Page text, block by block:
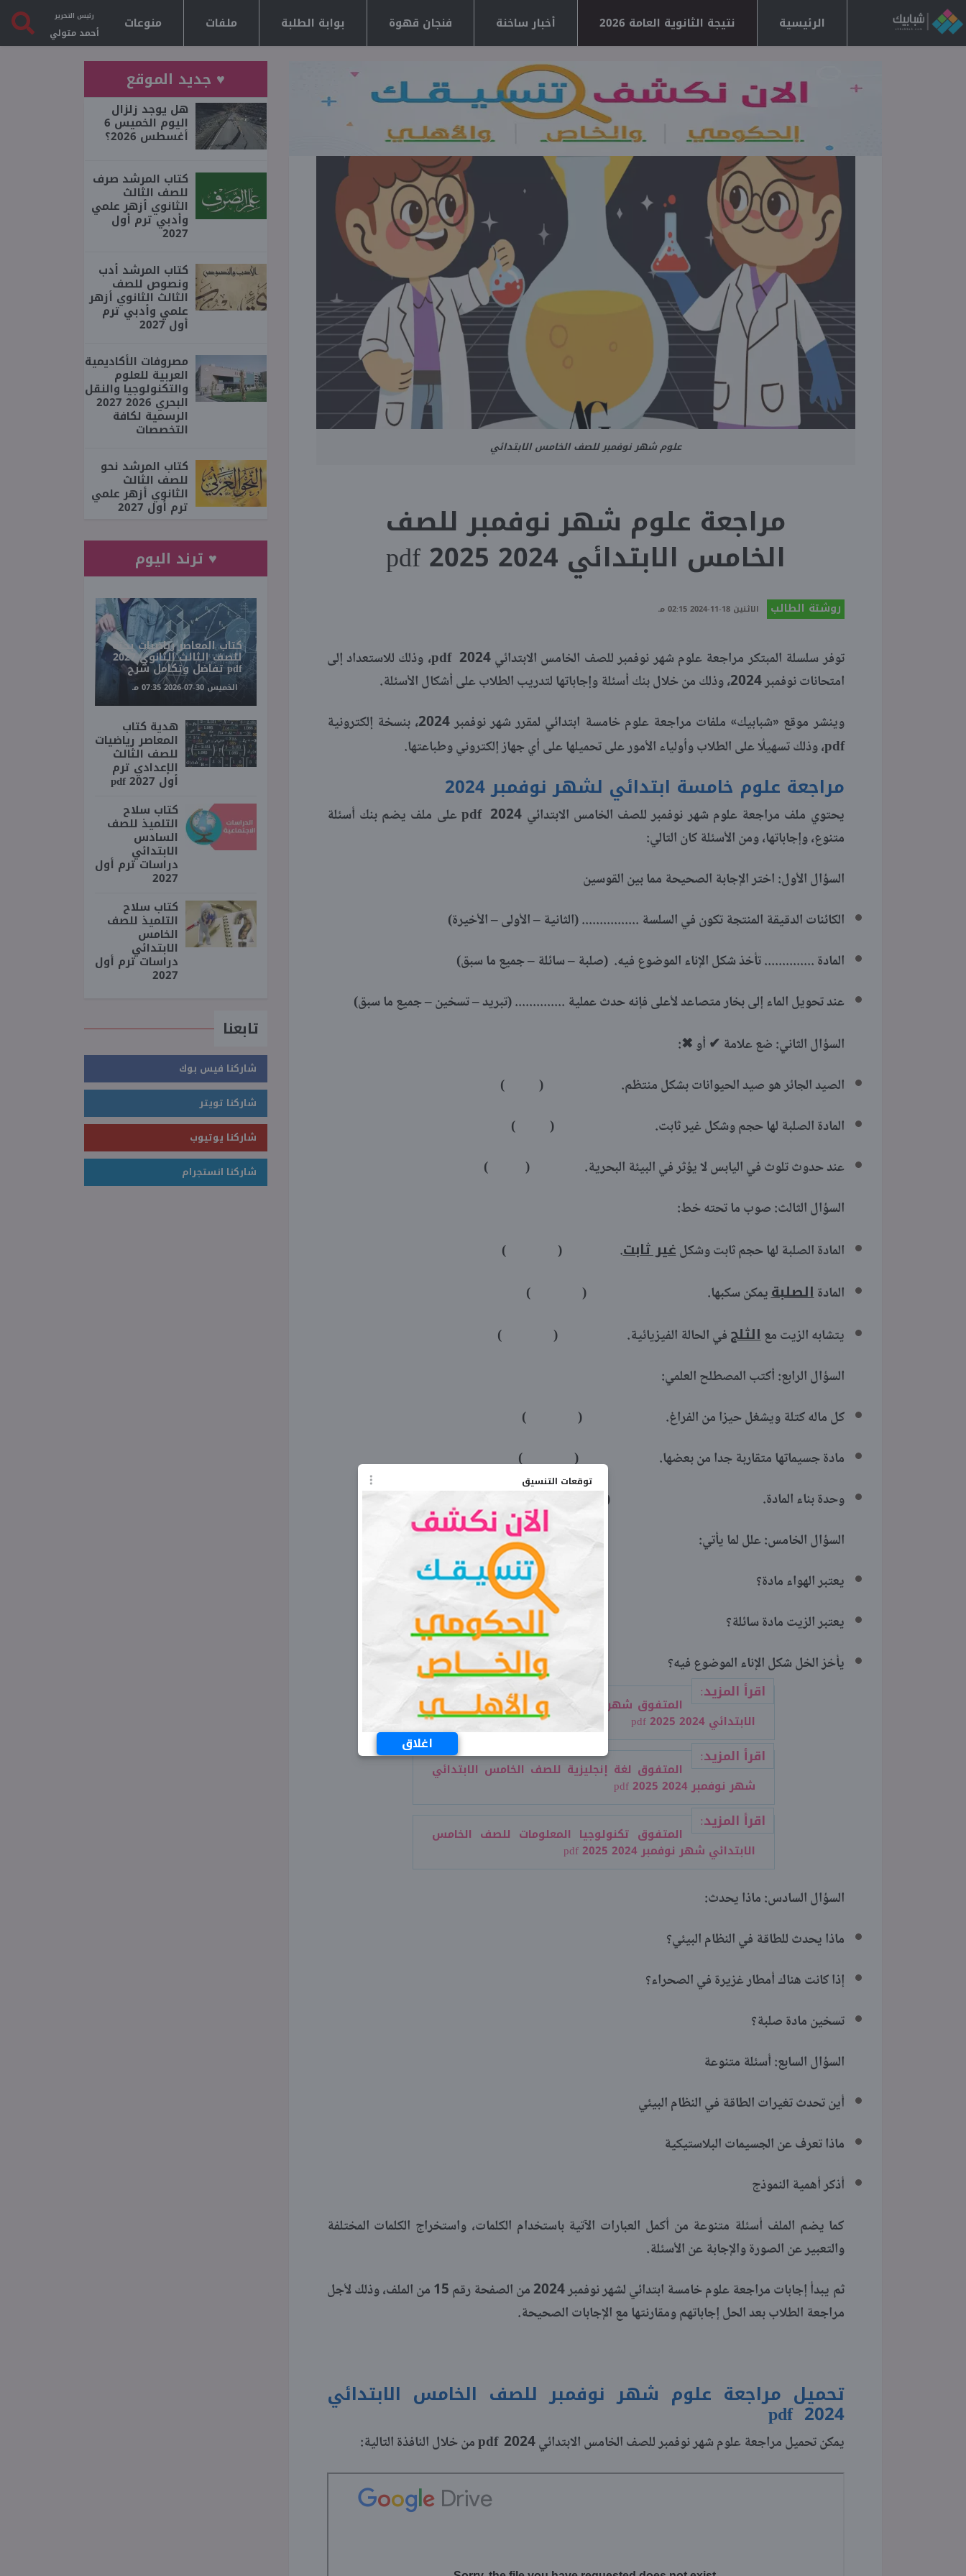
توقعات التنسيق
اغلاق
الرئيسية نتيجة الثانوية العامة 2026 أخبار ساخنة فنجان قهوة بوابة الطلبة ملفات منوعات رئيس التحرير
أحمد متولي
علوم شهر نوفمبر للصف الخامس الابتدائي
مراجعة علوم شهر نوفمبر للصف
الخامس الابتدائي 2024 2025 pdf
روشتة الطالب الاثنين 18-11-2024 02:15 مـ
توفر سلسلة المبتكر مراجعة علوم شهر نوفمبر للصف الخامس الابتدائي 2024 pdf، وذلك للاستعداد إلى
امتحانات نوفمبر 2024، وذلك من خلال بنك أسئلة وإجاباتها لتدريب الطلاب على أشكال الأسئلة.
وينشر موقع «شبابيك» ملفات مراجعة علوم خامسة ابتدائي لمقرر شهر نوفمبر 2024، بنسخة إلكترونية
pdf، وذلك تسهيلُا على الطلاب وأولياء الأمور على تحميلها على أي جهاز إلكتروني وطباعتها.
مراجعة علوم خامسة ابتدائي لشهر نوفمبر 2024
يحتوي ملف مراجعة علوم شهر نوفمبر للصف الخامس الابتدائي 2024 pdfعلى ملف يضم بنك أسئلة
متنوع، وإجاباتها، ومن الأسئلة كان التالي:
السؤال الأول: اختر الإجابة الصحيحة مما بين القوسين
الكائنات الدقيقة المنتجة تكون في السلسة ................ (الثانية – الأولى – الأخيرة)
المادة .............. تأخذ شكل الإناء الموضوع فيه. (صلبة – سائلة – جميع ما سبق)
عند تحويل الماء إلى بخار متصاعد لأعلى فإنه حدث عملية .............. (تبريد – تسخين – جميع ما سبق)
السؤال الثاني: ضع علامة ✔ أو✖
:
الصيد الجائر هو صيد الحيوانات بشكل منتظم. ( )
المادة الصلبة لها حجم وشكل غير ثابت. ( )
عند حدوث تلوث في اليابس لا يؤثر في البيئة البحرية. ( )
السؤال الثالث: صوب ما تحته خط:
المادة الصلبة لها حجم ثابت وشكلغير ثابت. ( )
المادةالصلبةيمكن سكبها. ( )
يتشابه الزيت معالثلجفي الحالة الفيزيائية. ( )
السؤال الرابع: أكتب المصطلح العلمي:
كل ماله كتلة ويشغل حيزا من الفراغ. ( )
مادة جسيماتها متقاربة جدا من بعضها. ( )
وحدة بناء المادة. ( )
السؤال الخامس: علل لما يأتي:
يعتبر الهواء مادة؟
يعتبر الزيت مادة سائلة؟
يأخز الخل شكل الإناء الموضوع فيه؟
اقرأ المزيد:
المتفوق شهر نوفمبر لغة عربية للصف الخامس
الابتدائي 2024 2025 pdf
اقرأ المزيد:
المتفوق لغة إنجليزية للصف الخامس الابتدائي
شهر نوفمبر 2024 2025 pdf
اقرأ المزيد:
المتفوق تكنولوجيا المعلومات للصف الخامس
الابتدائي شهر نوفمبر 2024 2025 pdf
السؤال السادس: ماذا يحدث:
ماذا يحدث للطاقة في النظام البيئي؟
إذا كانت هناك أمطار غزيرة في الصحراء؟
تسخين مادة صلبة؟
السؤال السابع: أسئلة متنوعة
أين تحدث تغيرات الطاقة في النظام البيئي
ماذا تعرف عن الجسيمات البلاستيكية
أذكر أهمية النموذج
كما يضم الملف أسئلة متنوعة من أكمل العبارات الآتية باستخدام الكلمات، واستخراج الكلمات المختلفة
والتعبير عن الصورة والإجابة عن الأسئلة.
ثم يبدأ إجابات مراجعة علوم خامسة ابتدائي لشهر نوفمبر 2024 من الصفحة رقم 15 من الملف، وذلك لأجل
مراجعة الطلاب بعد الحل إجاباتهم ومقارنتها مع الإجابات الصحيحة.
تحميل مراجعة علوم شهر نوفمبر للصف الخامس الابتدائي
2024
pdf
يمكن تحميل مراجعة علوم شهر نوفمبر للصف الخامس الابتدائي 2024 pdfمن خلال النافذة التالية:
♥ جديد الموقع
هل يوجد زلزال
اليوم الخميس 6
أغسطس 2026؟
كتاب المرشد صرف
للصف الثالث
الثانوي أزهر علمي
وأدبي ترم أول
2027
كتاب المرشد أدب
ونصوص للصف
الثالث الثانوي أزهر
علمي وأدبي ترم
أول 2027
مصروفات الأكاديمية
العربية للعلوم
والتكنولوجيا والنقل
البحري 2026 2027
الرسمية لكافة
التخصصات
كتاب المرشد نحو
للصف الثالث
الثانوي أزهر علمي
ترم أول 2027
♥ ترند اليوم
كتاب المعاصر رياضيات بحته
للصف الثالث الثانوي 2027
pdf تفاضل وتكامل شرح
الخميس 30-07-2026 07:35 مـ
هدية كتاب
المعاصر رياضيات
للصف الثالث
الإعدادي ترم
أول 2027 pdf
كتاب سلاح
التلميذ للصف
السادس
الابتدائي
دراسات ترم أول
2027
كتاب سلاح
التلميذ للصف
الخامس
الابتدائي
دراسات ترم أول
2027
تابعنا
شاركنا فيس بوك
شاركنا تويتر
شاركنا يوتيوب
شاركنا انستجرام